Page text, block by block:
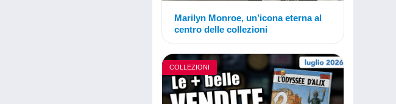
Marilyn Monroe, un’icona eterna al
centro delle collezioni
COLLEZIONI